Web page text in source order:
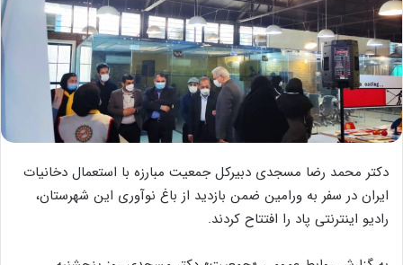
دکتر محمد رضا مسجدی دبیرکل جمعیت مبارزه با استعمال دخانیات
ایران در سفر به ورامین ضمن بازدید از باغ نوآوری این شهرستان،
رادیو اینترنتی پاد را افتتاح کردند.